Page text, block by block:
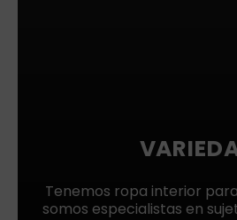
Tenemos ropa interior
somos especialistas en